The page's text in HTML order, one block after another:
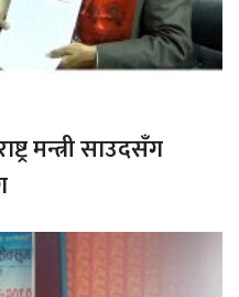
मन्त्री साउदसँग